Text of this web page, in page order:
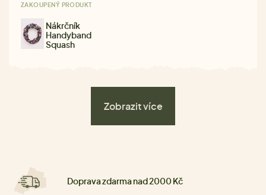
ZAKOUPENÝ PRODUKT
Nákrčník
Handyband
Squash
Zobrazit více
Doprava zdarma nad 2000 Kč